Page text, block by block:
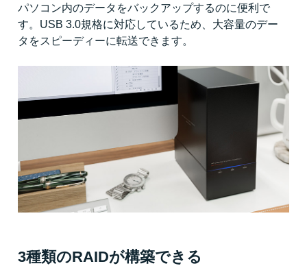
パソコン内のデータをバックアップするのに便利で
す。USB 3.0規格に対応しているため、大容量のデー
タをスピーディーに転送できます。
3種類のRAIDが構築できる